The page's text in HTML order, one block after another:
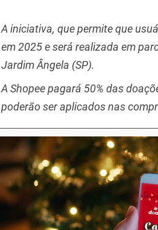
A iniciativa, que permite que
em 2025 e será realizada em
Jardim Ângela (SP).
A Shopee pagará 50% das
poderão ser aplicados nas